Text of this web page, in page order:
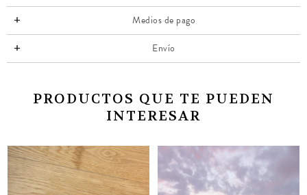
Medios de pago
Envío
PRODUCTOS QUE TE PUEDEN
INTERESAR